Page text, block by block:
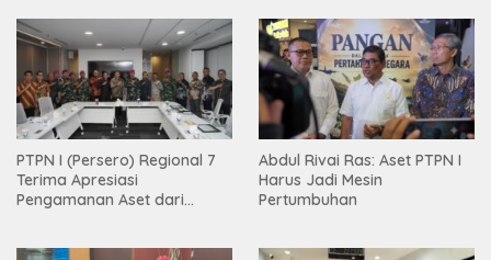
PTPN I (Persero) Regional 7
Terima Apresiasi
Pengamanan Aset dari
Abdul Rivai Ras: Aset PTPN I
Harus Jadi Mesin
Pertumbuhan